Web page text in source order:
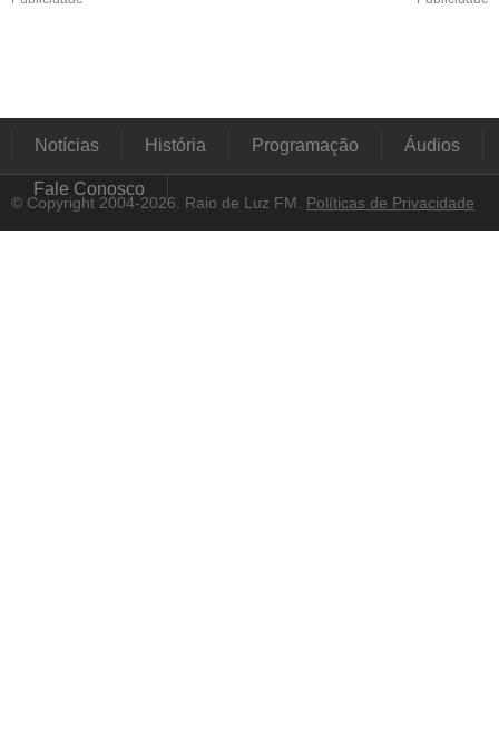
Notícias História Programação Áudios
Fale Conosco
© Copyright 2004-2026. Raio de Luz FM. Políticas de Privacidade